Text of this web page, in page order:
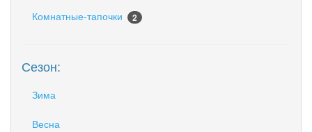
Комнатные-тапочки 2
Сезон:
Зима
Весна